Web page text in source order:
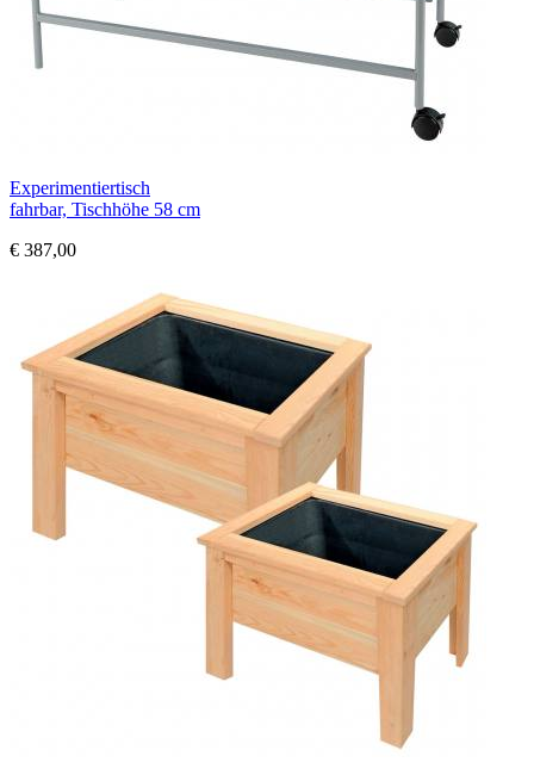
Experimentiertisch
fahrbar, Tischhöhe 58 cm
€ 387,00